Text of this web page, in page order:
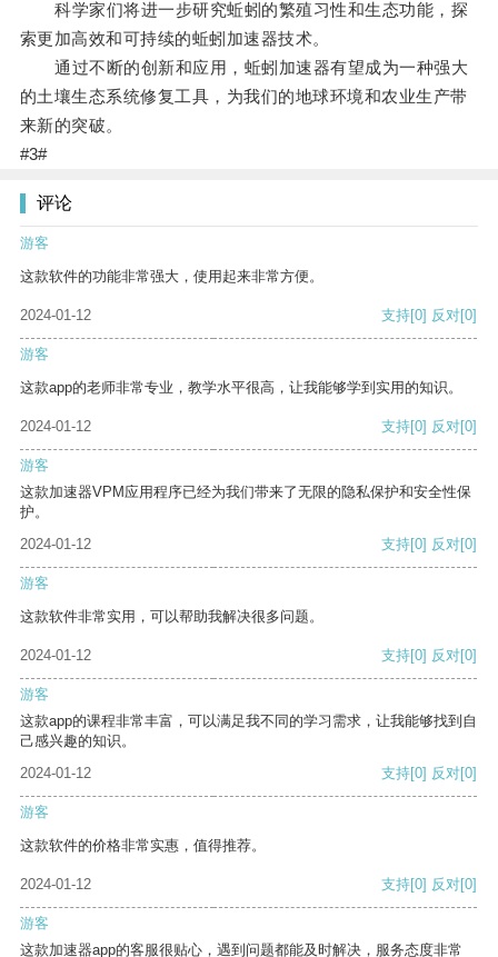
科学家们将进一步研究蚯蚓的繁殖习性和生态功能，探
索更加高效和可持续的蚯蚓加速器技术。
通过不断的创新和应用，蚯蚓加速器有望成为一种强大
的土壤生态系统修复工具，为我们的地球环境和农业生产带
来新的突破。
#3#
评论
游客
这款软件的功能非常强大，使用起来非常方便。
2024-01-12 支持[0] 反对[0]
游客
这款app的老师非常专业，教学水平很高，让我能够学到实用的知识。
2024-01-12 支持[0] 反对[0]
游客
这款加速器VPM应用程序已经为我们带来了无限的隐私保护和安全性保
护。
2024-01-12
支持[0] 反对[0]
游客
这款软件非常实用，可以帮助我解决很多问题。
2024-01-12 支持[0] 反对[0]
游客
这款app的课程非常丰富，可以满足我不同的学习需求，让我能够找到自
己感兴趣的知识。
2024-01-12
支持[0] 反对[0]
游客
这款软件的价格非常实惠，值得推荐。
2024-01-12 支持[0] 反对[0]
游客
这款加速器app的客服很贴心，遇到问题都能及时解决，服务态度非常